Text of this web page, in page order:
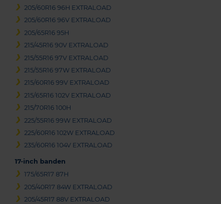
205/60R16 96H EXTRALOAD
205/60R16 96V EXTRALOAD
205/65R16 95H
215/45R16 90V EXTRALOAD
215/55R16 97V EXTRALOAD
215/55R16 97W EXTRALOAD
215/60R16 99V EXTRALOAD
215/65R16 102V EXTRALOAD
215/70R16 100H
225/55R16 99W EXTRALOAD
225/60R16 102W EXTRALOAD
235/60R16 104V EXTRALOAD
17-inch banden
175/65R17 87H
205/40R17 84W EXTRALOAD
205/45R17 88V EXTRALOAD